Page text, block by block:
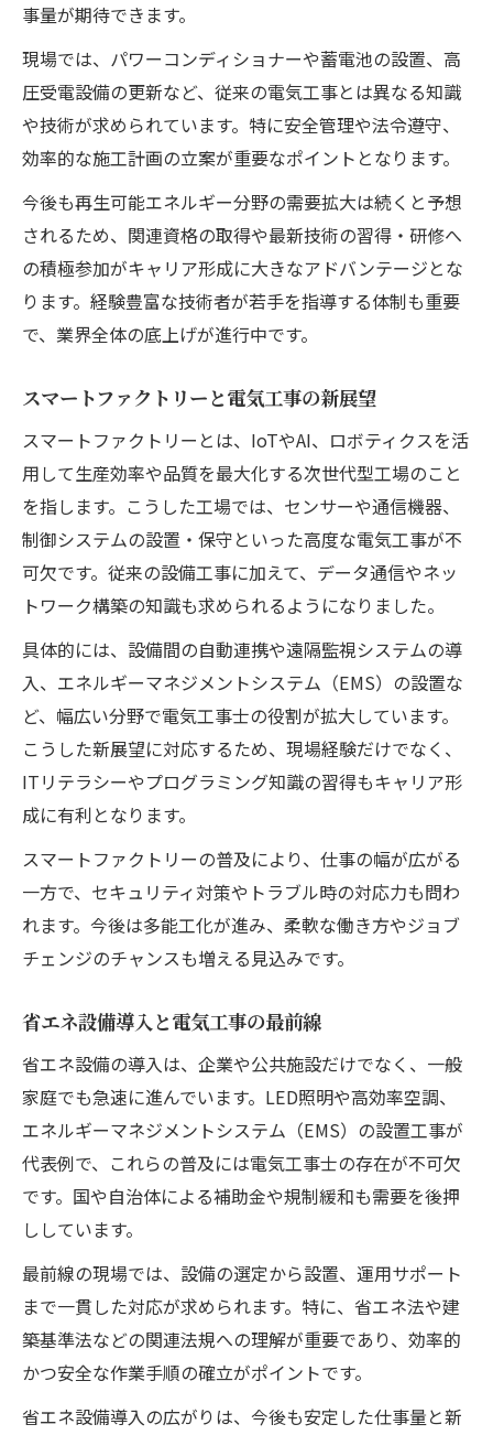
事量が期待できます。
現場では、パワーコンディショナーや蓄電池の設置、高
圧受電設備の更新など、従来の電気工事とは異なる知識
や技術が求められています。特に安全管理や法令遵守、
効率的な施工計画の立案が重要なポイントとなります。
今後も再生可能エネルギー分野の需要拡大は続くと予想
されるため、関連資格の取得や最新技術の習得・研修へ
の積極参加がキャリア形成に大きなアドバンテージとな
ります。経験豊富な技術者が若手を指導する体制も重要
で、業界全体の底上げが進行中です。
スマートファクトリーと電気工事の新展望
スマートファクトリーとは、IoTやAI、ロボティクスを活
用して生産効率や品質を最大化する次世代型工場のこと
を指します。こうした工場では、センサーや通信機器、
制御システムの設置・保守といった高度な電気工事が不
可欠です。従来の設備工事に加えて、データ通信やネッ
トワーク構築の知識も求められるようになりました。
具体的には、設備間の自動連携や遠隔監視システムの導
入、エネルギーマネジメントシステム（EMS）の設置な
ど、幅広い分野で電気工事士の役割が拡大しています。
こうした新展望に対応するため、現場経験だけでなく、
ITリテラシーやプログラミング知識の習得もキャリア形
成に有利となります。
スマートファクトリーの普及により、仕事の幅が広がる
一方で、セキュリティ対策やトラブル時の対応力も問わ
れます。今後は多能工化が進み、柔軟な働き方やジョブ
チェンジのチャンスも増える見込みです。
省エネ設備導入と電気工事の最前線
省エネ設備の導入は、企業や公共施設だけでなく、一般
家庭でも急速に進んでいます。LED照明や高効率空調、
エネルギーマネジメントシステム（EMS）の設置工事が
代表例で、これらの普及には電気工事士の存在が不可欠
です。国や自治体による補助金や規制緩和も需要を後押
ししています。
最前線の現場では、設備の選定から設置、運用サポート
まで一貫した対応が求められます。特に、省エネ法や建
築基準法などの関連法規への理解が重要であり、効率的
かつ安全な作業手順の確立がポイントです。
省エネ設備導入の広がりは、今後も安定した仕事量と新